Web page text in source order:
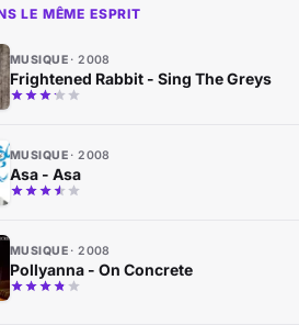
LE MÊME ESPRIT
MUSIQUE 2008
Frightened Rabbit - Sing The Greys
MUSIQUE 2008
Asa - Asa
MUSIQUE 2008
Pollyanna - On Concrete